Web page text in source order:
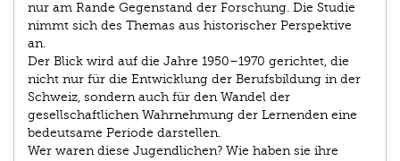
nur am Rande Gegenstand der Forschung. Die Studie
nimmt sich des Themas aus historischer Perspektive
an.
Der Blick wird auf die Jahre 1950–1970 gerichtet, die
nicht nur für die Entwicklung der Berufsbildung in der
Schweiz, sondern auch für den Wandel der
gesellschaftlichen Wahrnehmung der Lernenden eine
bedeutsame Periode darstellen.
Wer waren diese Jugendlichen? Wie haben sie ihre